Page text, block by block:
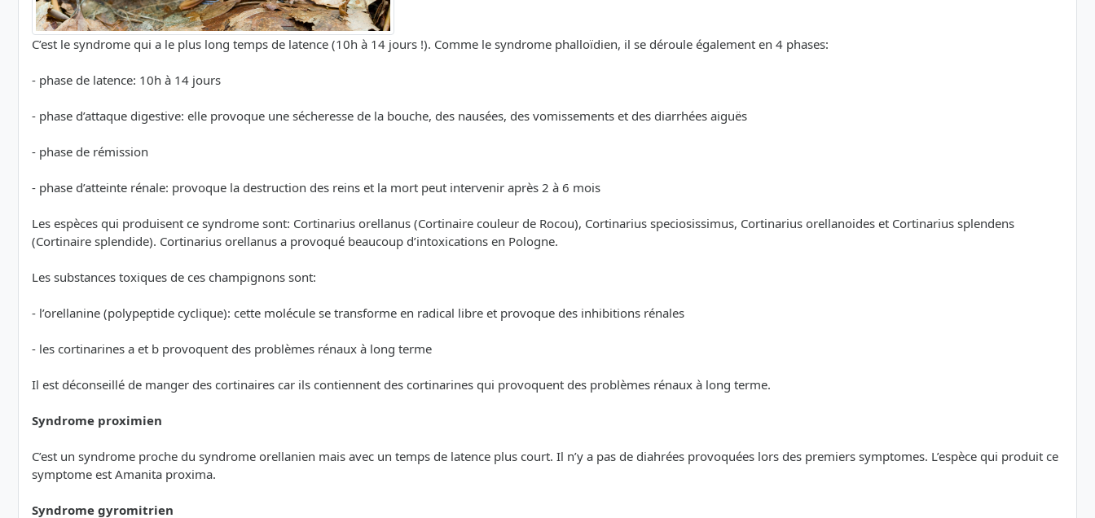
C’est le syndrome qui a le plus long temps de latence (10h à 14 jours !). Comme le syndrome phalloïdien, il se déroule également en 4 phases:
- phase de latence: 10h à 14 jours
- phase d’attaque digestive: elle provoque une sécheresse de la bouche, des nausées, des vomissements et des diarrhées aiguës
- phase de rémission
- phase d’atteinte rénale: provoque la destruction des reins et la mort peut intervenir après 2 à 6 mois
Les espèces qui produisent ce syndrome sont: Cortinarius orellanus (Cortinaire couleur de Rocou), Cortinarius speciosissimus, Cortinarius orellanoides et Cortinarius splendens
(Cortinaire splendide). Cortinarius orellanus a provoqué beaucoup d’intoxications en Pologne.
Les substances toxiques de ces champignons sont:
- l’orellanine (polypeptide cyclique): cette molécule se transforme en radical libre et provoque des inhibitions rénales
- les cortinarines a et b provoquent des problèmes rénaux à long terme
Il est déconseillé de manger des cortinaires car ils contiennent des cortinarines qui provoquent des problèmes rénaux à long terme.
Syndrome proximien
C’est un syndrome proche du syndrome orellanien mais avec un temps de latence plus court. Il n’y a pas de diahrées provoquées lors des premiers symptomes. L’espèce qui produit ce
symptome est Amanita proxima.
Syndrome gyromitrien